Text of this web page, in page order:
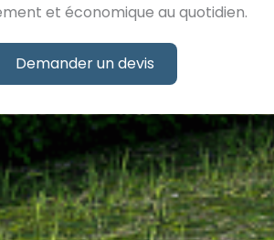
et économique au quotidien.
Demander un devis